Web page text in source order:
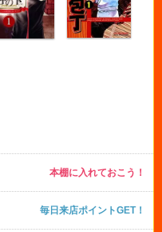
本棚に入れておこう！
毎日来店ポイントGET！